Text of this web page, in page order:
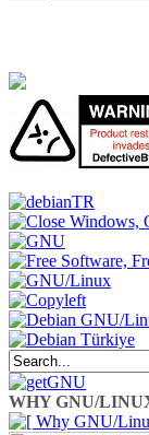
WHY GNU/